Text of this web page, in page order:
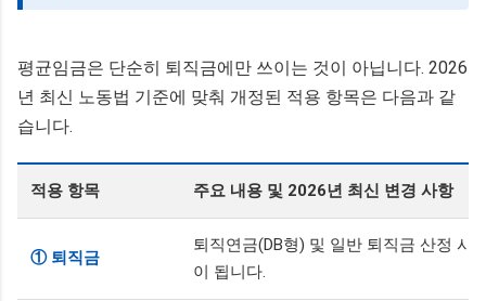
평균임금은 단순히 퇴직금에만 쓰이는 것이 아닙니다. 2026
년 최신 노동법 기준에 맞춰 개정된 적용 항목은 다음과 같
습니다.
적용 항목 주요 내용 및 2026년 최신 변경 사항
① 퇴직금
퇴직연금(DB형) 및 일반 퇴직금 산정 시
이 됩니다.